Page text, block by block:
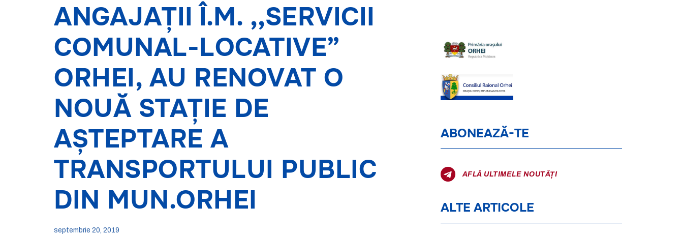
ANGAJAȚII Î.M. ,,SERVICII
COMUNAL-LOCATIVE”
ORHEI, AU RENOVAT O
NOUĂ STAȚIE DE
AȘTEPTARE A
TRANSPORTULUI PUBLIC
DIN MUN.ORHEI
septembrie 20, 2019
ABONEAZĂ-TE
AFLĂ ULTIMELE NOUTĂȚI
ALTE ARTICOLE